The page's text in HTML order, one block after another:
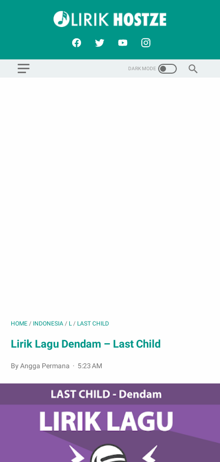
HOME / INDONESIA / L / LAST CHILD
Lirik Lagu Dendam – Last Child
By Angga Permana 5:23 AM